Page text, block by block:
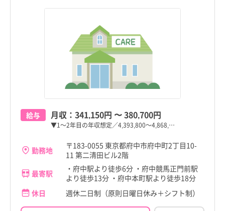
小笠原村
給与 月収： 341,150円 〜380,700円
▼1～2年目の年収想定／4,393,800～4,868,…
勤務地
〒183-0055 東京都府中市府中町2丁目10-
11 第二清田ビル2階
最寄駅
・府中駅より徒歩6分 ・府中競馬正門前駅
より徒歩13分 ・府中本町駅より徒歩18分
休日
週休二日制（原則日曜日休み＋シフト制）
小笠原村